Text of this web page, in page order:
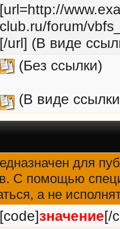
[url=http://
club.ru/forum/
[/url] (В виде
(Без ссылки)
(В виде
для
С помощью
а не
[code]значение[/